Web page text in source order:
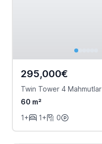
295,000€
Twin Tower 4 Mahmutlar
60 m²
1+
1+ 0